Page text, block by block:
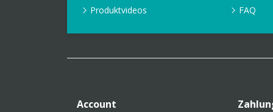
Produktvideos
FAQ
Account